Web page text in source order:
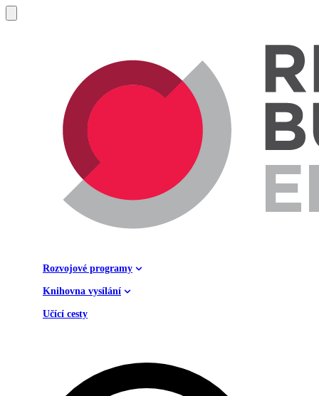
Rozvojové programy
Knihovna vysílání
Učící cesty